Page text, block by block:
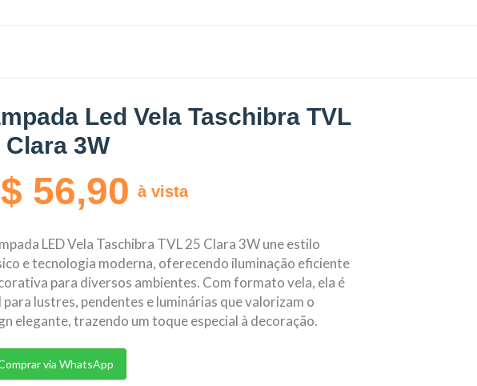
Led Vela Taschibra TVL
Clara 3W
56,90 à vista
LED Vela Taschibra TVL 25 Clara 3W une estilo
e tecnologia moderna, oferecendo iluminação eficiente
para diversos ambientes. Com formato vela, ela é
para lustres, pendentes e luminárias que valorizam o
elegante, trazendo um toque especial à decoração.
via WhatsApp